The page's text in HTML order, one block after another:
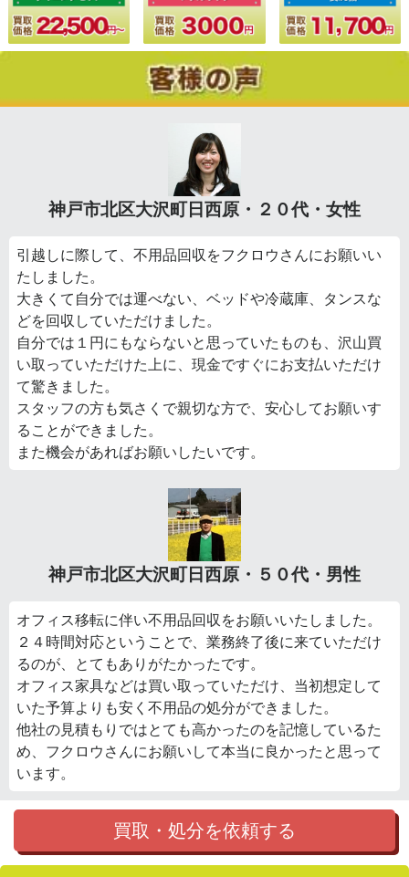
神戸市北区大沢町日西原・２０代・女性
引越しに際して、不用品回収をフクロウさんにお願いい
たしました。
大きくて自分では運べない、ベッドや冷蔵庫、タンスな
どを回収していただけました。
自分では１円にもならないと思っていたものも、沢山買
い取っていただけた上に、現金ですぐにお支払いただけ
て驚きました。
スタッフの方も気さくで親切な方で、安心してお願いす
ることができました。
また機会があればお願いしたいです。
神戸市北区大沢町日西原・５０代・男性
オフィス移転に伴い不用品回収をお願いいたしました。
２４時間対応ということで、業務終了後に来ていただけ
るのが、とてもありがたかったです。
オフィス家具などは買い取っていただけ、当初想定して
いた予算よりも安く不用品の処分ができました。
他社の見積もりではとても高かったのを記憶しているた
め、フクロウさんにお願いして本当に良かったと思って
います。
買取・処分を依頼する